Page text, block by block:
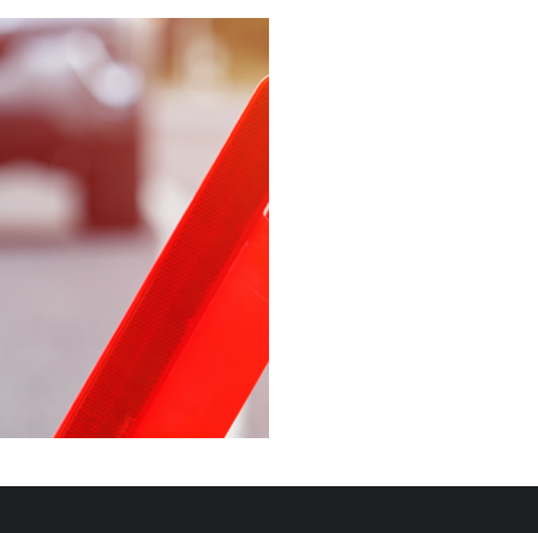
Trang này không có
Esta página não está
disponível
このページは現在利用できま
せん
Pagina non disponibile
هذه الصفحة غير متوفرة